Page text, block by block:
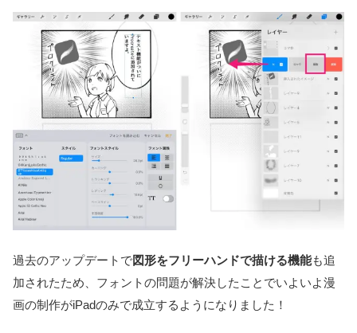
過去のアップデートで図形をフリーハンドで描ける機能も追
加されたため、フォントの問題が解決したことでいよいよ漫
画の制作がiPadのみで成立するようになりました！